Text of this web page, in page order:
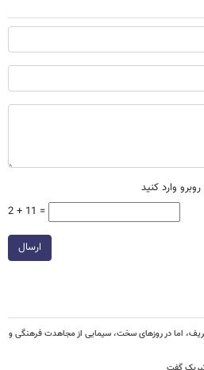
وارد کنید
2 + 11 =
ارسال
اما در روزهای سخت، سیمایی از مجاهدت فرهنگی و